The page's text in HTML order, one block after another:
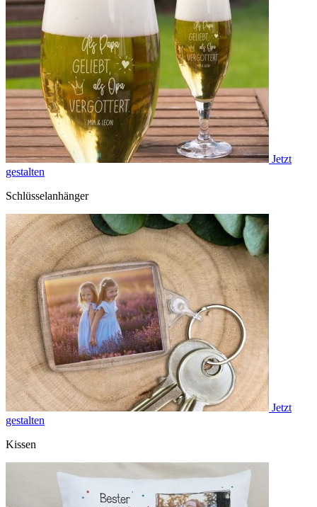
Jetzt
gestalten
Schlüsselanhänger
Jetzt
gestalten
Kissen